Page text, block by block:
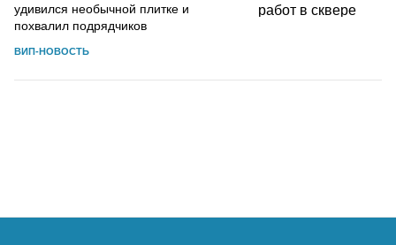
удивился необычной плитке и
похвалил подрядчиков
ВИП-НОВОСТЬ